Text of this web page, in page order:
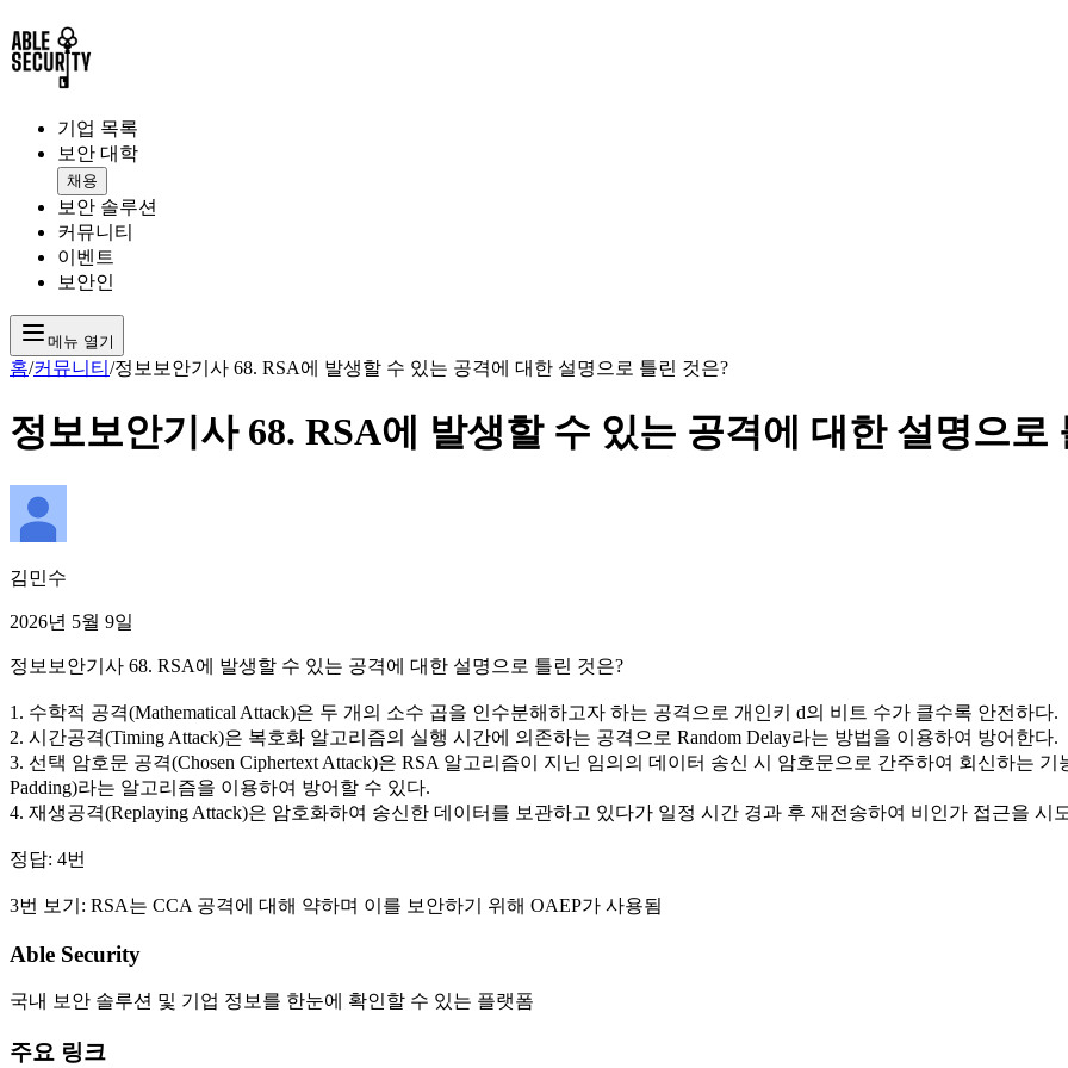
기업 목록
보안 대학
채용
보안 솔루션
커뮤니티
이벤트
보안인
메뉴 열기
홈/커뮤니티 /정보보안기사 68. RSA에 발생할 수 있는 공격에 대한 설명으로 틀린 것은?
정보보안기사 68. RSA에 발생할 수 있는 공격에 대한 설명으로
김민수
2026년 5월 9일
정보보안기사 68. RSA에 발생할 수 있는 공격에 대한 설명으로 틀린 것은?
1. 수학적 공격(Mathematical Attack)은 두 개의 소수 곱을 인수분해하고자 하는 공격으로 개인키 d의 비트 수가 클수록 안전하다.
2. 시간공격(Timing Attack)은 복호화 알고리즘의 실행 시간에 의존하는 공격으로 Random Delay라는 방법을 이용하여 방어한다.
3. 선택 암호문 공격(Chosen Ciphertext Attack)은 RSA 알고리즘이 지닌 임의의 데이터 송신 시 암호문으로 간주하여 회신하는 기
Padding)라는 알고리즘을 이용하여 방어할 수 있다.
4. 재생공격(Replaying Attack)은 암호화하여 송신한 데이터를 보관하고 있다가 일정 시간 경과 후 재전송하여 비인가 접근을 시
정답: 4번
3번 보기: RSA는 CCA 공격에 대해 약하며 이를 보안하기 위해 OAEP가 사용됨
Able Security
국내 보안 솔루션 및 기업 정보를 한눈에 확인할 수 있는 플랫폼
주요 링크